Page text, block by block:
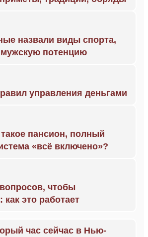
назвали виды спорта,
потенцию
управления деньгами
пансион, полный
«всё включено»?
чтобы
это работает
час сейчас в Нью-